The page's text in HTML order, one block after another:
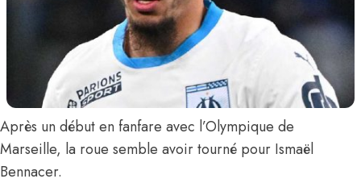
Après un début en fanfare avec l’Olympique de
Marseille, la roue semble avoir tourné pour Ismaël
Bennacer.